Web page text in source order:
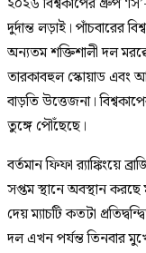
দুর্দান্ত লড়াই। পাঁচবারের
অন্যতম শক্তিশালী দল
তারকাবহুল স্কোয়াড এবং
বাড়তি উত্তেজনা।
তুঙ্গে পৌঁছেছে।
বর্তমান ফিফা র‍্যাঙ্কিংয়ে
সপ্তম স্থানে অবস্থান করছে
দেয় ম্যাচটি কতটা
দল এখন পর্যন্ত তিনবার